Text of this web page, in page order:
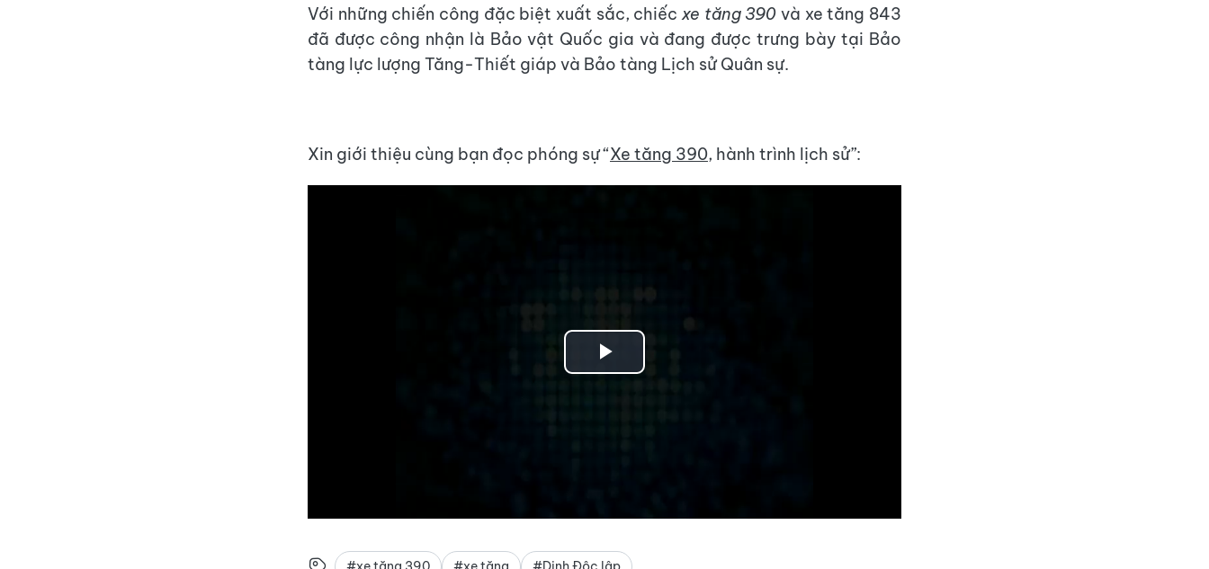
Với những chiến công đặc biệt xuất sắc, chiếcxe tăng 390 và xe tăng 843
đã được công nhận là Bảo vật Quốc gia và đang được trưng bày tại Bảo
tàng lực lượng Tăng-Thiết giáp và Bảo tàng Lịch sử Quân sự.
Xin giới thiệu cùng bạn đọc phóng sự “Xe tăng 390, hành trình lịch sử”:
Play